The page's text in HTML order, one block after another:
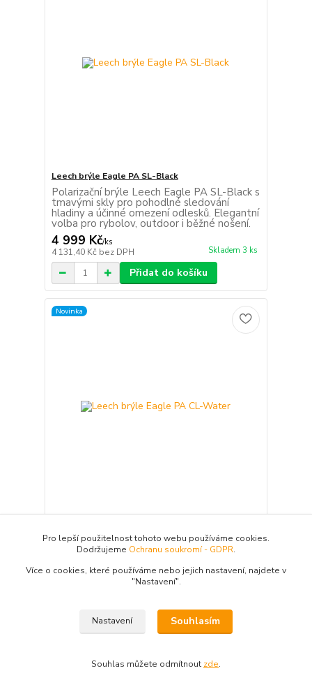
Leech brýle Eagle PA SL-Black
Polarizační brýle Leech Eagle PA SL-Black s
tmavými skly pro pohodlné sledování
hladiny a účinné omezení odlesků. Elegantní
volba pro rybolov, outdoor i běžné nošení.
4 999 Kč/ks
4 131,40 Kč bez DPH Skladem 3 ks
Přidat do košíku
Novinka
Polarizační brýle Leech Eagle PA CL-Water
s modře zrcadlovými skly pro omezení
odlesků a pohodlné sledování hladiny.
Stylová volba pro rybolov, outdoor i běžné
nošení.
Přidat do košíku
Pro lepší použitelnost tohoto webu používáme cookies.
Dodržujeme Ochranu soukromí - GDPR.
Více o cookies, které používáme nebo jejich nastavení, najdete v
"Nastavení".
Nastavení Souhlasím
Souhlas můžete odmítnout zde.